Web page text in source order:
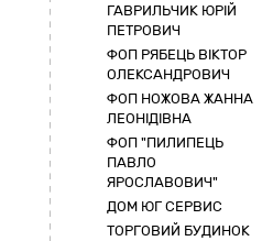
ГАВРИЛЬЧИК ЮРІЙ
ПЕТРОВИЧ
ФОП РЯБЕЦЬ ВІКТОР
ОЛЕКСАНДРОВИЧ
ФОП НОЖОВА ЖАННА
ЛЕОНІДІВНА
ФОП "ПИЛИПЕЦЬ
ПАВЛО
ЯРОСЛАВОВИЧ"
ДОМ ЮГ СЕРВИС
ТОРГОВИЙ БУДИНОК